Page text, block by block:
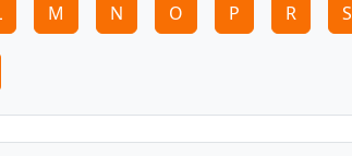
M N O P R S